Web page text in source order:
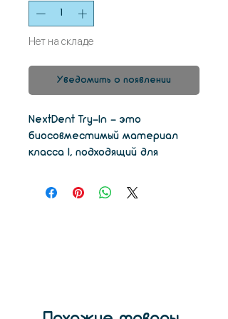
Нет на складе
Уведомить о появлении
NextDent Try-In - это
биосовместимый материал
класса I, подходящий для
In. Доступны цвета TI0, TI1, TI2.